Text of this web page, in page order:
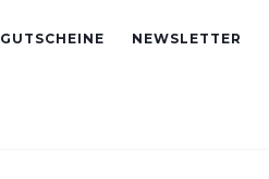
GUTSCHEINE NEWSLETTER